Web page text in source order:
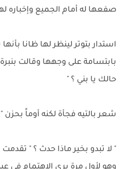
صفعها له أمام الجميع وإخباره
استدار بتوتر لينظر لها ظانا
بابتسامة على وجهها وقالت
حالك يا بني ؟ "
شعر بالتيه فجأة لكنه أوماً بحزن
" لا تبدو بخير ماذا حدث ؟ "
وهو لأول مرة يرى الاهتمام في